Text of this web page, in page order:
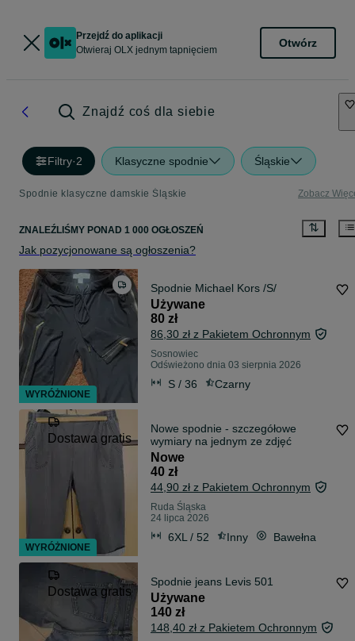
Przejdź do aplikacji
Otwieraj OLX jednym tapnięciem
Otwórz
Znajdź coś dla siebie
Filtry·2 Klasyczne spodnie Śląskie
Spodnie klasyczne damskie Śląskie Zobacz
ZNALEŹLIŚMY PONAD 1 000 OGŁOSZEŃ
Jak pozycjonowane są ogłoszenia?
Spodnie Michael Kors /S/
Używane
80 zł
86,30 zł z Pakietem Ochronnym
Sosnowiec
Odświeżono dnia 03 sierpnia 2026
S / 36 Czarny
Dostawa gratis
Nowe spodnie - szczegółowe
wymiary na jednym ze zdjęć
Nowe
40 zł
44,90 zł z Pakietem Ochronnym
Ruda Śląska
24 lipca 2026
6XL / 52 Inny Bawełna
Dostawa gratis
Spodnie jeans Levis 501
Używane
140 zł
148,40 zł z Pakietem Ochronnym
WYRÓŻNIONE
WYRÓŻNIONE